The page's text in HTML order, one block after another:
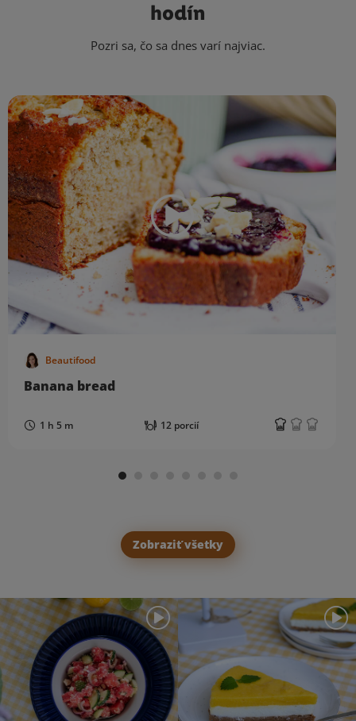
hodín
Pozri sa, čo sa dnes varí najviac.
Beautifood
Banana bread
1 h 5 m 12 porcií
Zobraziť všetky